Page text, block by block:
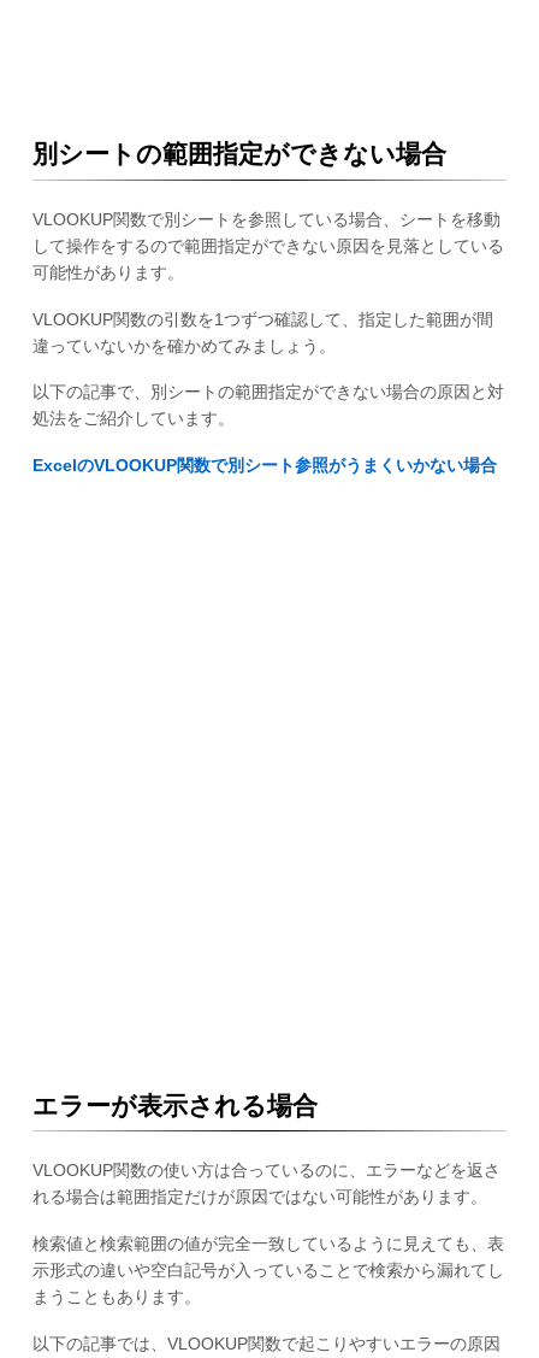
別シートの範囲指定ができない場合
VLOOKUP関数で別シートを参照している場合、シートを移動
して操作をするので範囲指定ができない原因を見落としている
可能性があります。
VLOOKUP関数の引数を1つずつ確認して、指定した範囲が間
違っていないかを確かめてみましょう。
以下の記事で、別シートの範囲指定ができない場合の原因と対
処法をご紹介しています。
ExcelのVLOOKUP関数で別シート参照がうまくいかない場合
エラーが表示される場合
VLOOKUP関数の使い方は合っているのに、エラーなどを返さ
れる場合は範囲指定だけが原因ではない可能性があります。
検索値と検索範囲の値が完全一致しているように見えても、表
示形式の違いや空白記号が入っていることで検索から漏れてし
まうこともあります。
以下の記事では、VLOOKUP関数で起こりやすいエラーの原因